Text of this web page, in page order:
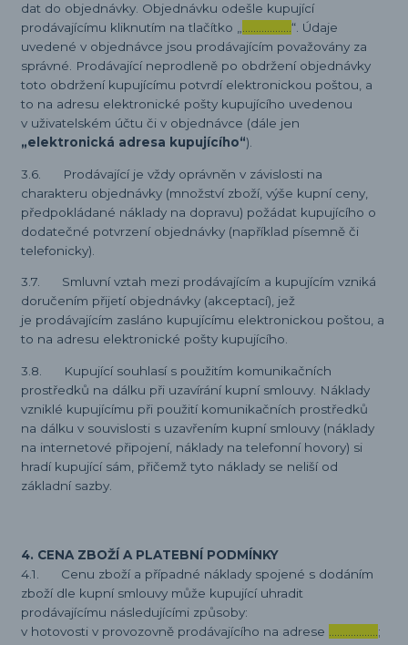
dat do objednávky. Objednávku odešle kupující
prodávajícímu kliknutím na tlačítko „
“. Údaje
uvedené v objednávce jsou prodávajícím považovány za
správné. Prodávající neprodleně po obdržení objednávky
toto obdržení kupujícímu potvrdí elektronickou poštou, a
to na adresu elektronické pošty kupujícího uvedenou
v uživatelském účtu či v objednávce (dále jen
„elektronická adresa kupujícího“).
3.6. Prodávající je vždy oprávněn v závislosti na
charakteru objednávky (množství zboží, výše kupní ceny,
předpokládané náklady na dopravu) požádat kupujícího o
dodatečné potvrzení objednávky (například písemně či
telefonicky).
3.7. Smluvní vztah mezi prodávajícím a kupujícím vzniká
doručením přijetí objednávky (akceptací), jež
je prodávajícím zasláno kupujícímu elektronickou poštou, a
to na adresu elektronické pošty kupujícího.
3.8. Kupující souhlasí s použitím komunikačních
prostředků na dálku při uzavírání kupní smlouvy. Náklady
vzniklé kupujícímu při použití komunikačních prostředků
na dálku v souvislosti s uzavřením kupní smlouvy (náklady
na internetové připojení, náklady na telefonní hovory) si
hradí kupující sám, přičemž tyto náklady se neliší od
základní sazby.
4. CENA ZBOŽÍ A PLATEBNÍ PODMÍNKY
4.1. Cenu zboží a případné náklady spojené s dodáním
zboží dle kupní smlouvy může kupující uhradit
prodávajícímu následujícími způsoby:
v hotovosti v provozovně prodávajícího na adrese
;